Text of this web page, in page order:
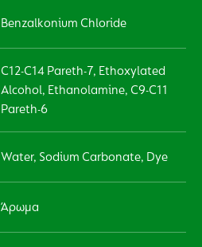
Benzalkonium Chloride
C12-C14 Pareth-7, Ethoxylated
Alcohol, Ethanolamine, C9-C11
Pareth-6
Water, Sodium Carbonate, Dye
Άρωμα